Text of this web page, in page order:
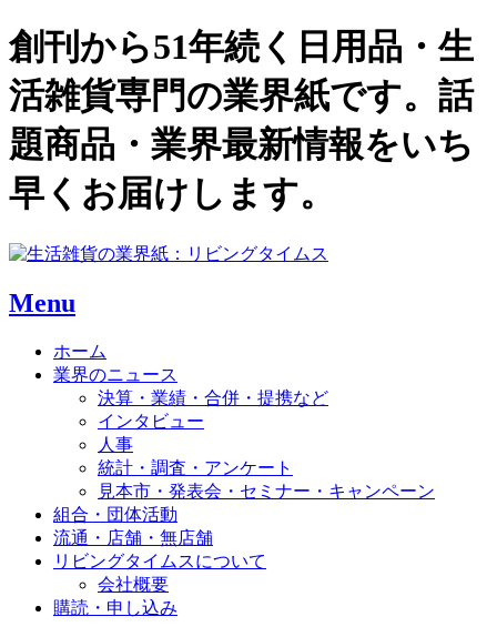
創刊から51年続く日用品・生
活雑貨専門の業界紙です。話
題商品・業界最新情報をいち
早くお届けします。
Menu
ホーム
業界のニュース
決算・業績・合併・提携など
インタビュー
人事
統計・調査・アンケート
見本市・発表会・セミナー・キャンペーン
組合・団体活動
流通・店舗・無店舗
リビングタイムスについて
会社概要
購読・申し込み